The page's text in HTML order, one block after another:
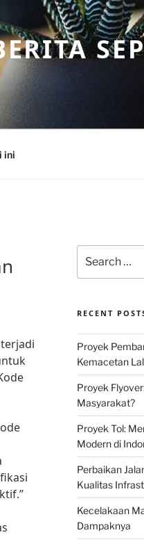
ini
for:
RECENT
Proyek
Kemacetan
Proyek
Masyarakat?
Proyek Tol:
Modern di
Perbaikan
Kualitas
Kecelakaan
Dampaknya